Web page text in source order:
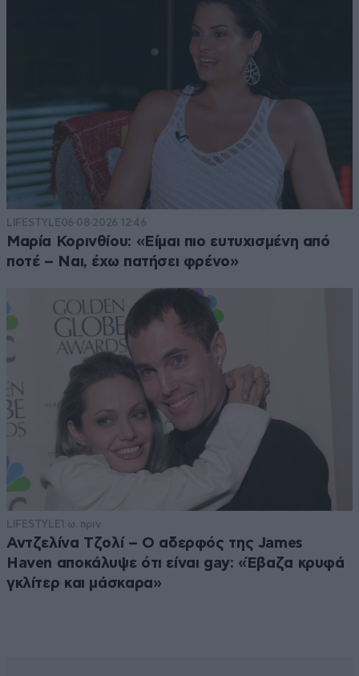
LIFESTYLE06·08·2026 12:46
Μαρία Κορινθίου: «Είμαι πιο ευτυχισμένη από
ποτέ – Ναι, έχω πατήσει φρένο»
LIFESTYLE1 ω. πριν
Αντζελίνα Τζολί – Ο αδερφός της James
Haven αποκάλυψε ότι είναι gay: «Έβαζα κρυφά
γκλίτερ και μάσκαρα»